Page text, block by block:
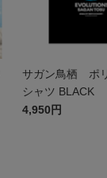
サガン鳥栖 ポ
シャツ BLACK
4,950円